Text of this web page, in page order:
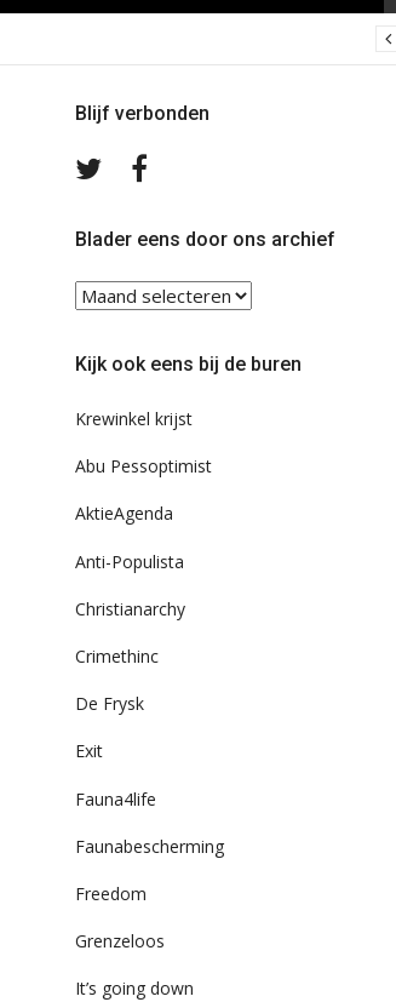
Blijf verbonden
Volg
TwitterFacebook
Blader eens door ons archief
Blader
eens
ons
Kijk ook eens bij de buren
Krewinkel krijst
Abu Pessoptimist
AktieAgenda
Anti-Populista
Christianarchy
Crimethinc
De Frysk
Exit
Fauna4life
Faunabescherming
Freedom
Grenzeloos
It’s going down